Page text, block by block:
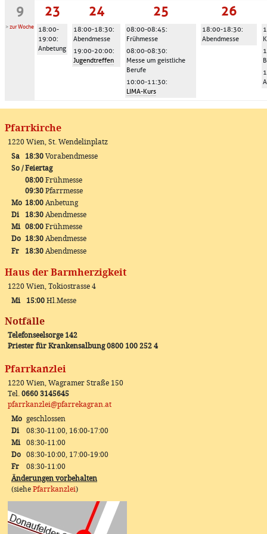
9
>zur Woche
23
18:00-
19:00:
Anbetung
24
18:00-18:30:
Abendmesse
19:00-20:00:
Jugendtreffen
25
08:00-08:45:
Frühmesse
08:00-08:30:
Messe um geistliche
Berufe
10:00-11:30:
LIMA-Kurs
26
18:00-18:30:
Abendmesse
Pfarrkirche
1220 Wien, St. Wendelinplatz
Sa
18:30 Vorabendmesse
So / Feiertag
08:00 Frühmesse
09:30 Pfarrmesse
Mo 18:00 Anbetung
Di
18:30 Abendmesse
Mi 08:00 Frühmesse
Do 18:30 Abendmesse
Fr
18:30 Abendmesse
Haus der Barmherzigkeit
1220 Wien, Tokiostrasse 4
Mi
15:00 Hl.Messe
Notfälle
Telefonseelsorge 142
Priester für Krankensalbung 0800 100 252 4
Pfarrkanzlei
1220 Wien, Wagramer Straße 150
Tel. 0660 3145645
pfarrkanzlei@pfarrekagran.at
Mo geschlossen
Di
08:30-11:00, 16:00-17:00
Mi
08:30-11:00
Do
08:30-10:00, 17:00-19:00
Fr
08:30-11:00
Änderungen vorbehalten
(siehe Pfarrkanzlei)